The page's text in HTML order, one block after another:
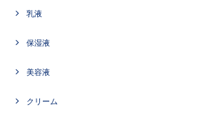
乳液
保湿液
美容液
クリーム